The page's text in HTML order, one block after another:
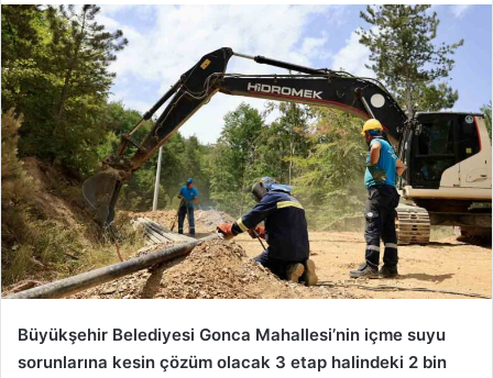
Büyükşehir Belediyesi Gonca Mahallesi’nin içme suyu
sorunlarına kesin çözüm olacak 3 etap halindeki 2 bin